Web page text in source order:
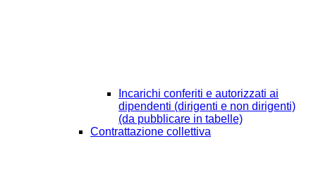
Incarichi conferiti e autorizzati ai
dipendenti (dirigenti e non dirigenti)
(da pubblicare in tabelle)
Contrattazione collettiva